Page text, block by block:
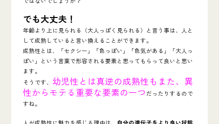
でも大丈夫！
年齢より上に見られる（大人っぽく見られる）と言う事は、人と
して成熟していると言い換えることができます。
成熟性とは、「セクシー」「色っぽい」「色気がある」「大人っ
ぽい」という言葉で形容される要素と思ってもらって良いと思い
ます。
そうです、 幼児性とは真逆の成熟性もまた、異
性からモテる重要な要素の一つだったりするので
すね。
人が成熟性に魅力を感じる理由は、
自分の遺伝子をより良い状態